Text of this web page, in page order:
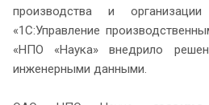
производства и
«1С:Управление
«НПО «Наука» внедрило
инженерными данными.